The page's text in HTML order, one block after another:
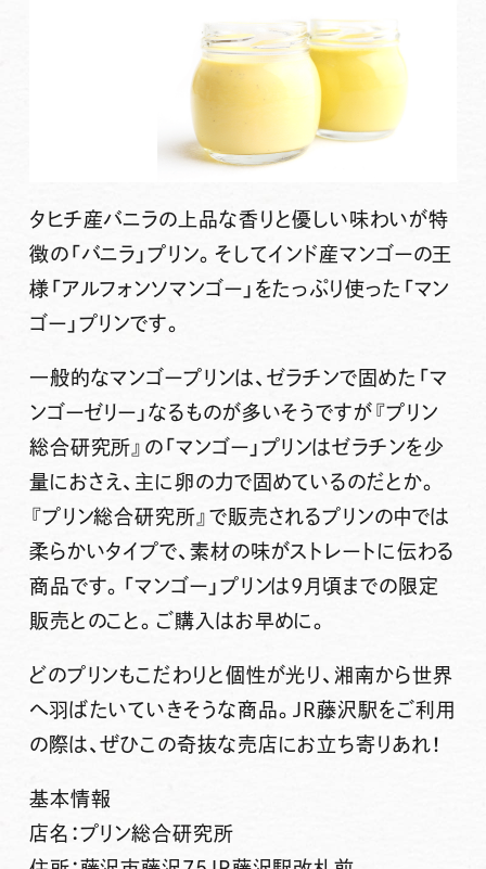
タヒチ産バニラの上品な香りと優しい味わいが特
徴の「バニラ」プリン。そしてインド産マンゴーの王
様「アルフォンソマンゴー」をたっぷり使った「マン
ゴー」プリンです。
一般的なマンゴープリンは、ゼラチンで固めた「マ
ンゴーゼリー」なるものが多いそうですが『プリン
総合研究所』の「マンゴー」プリンはゼラチンを少
量におさえ、主に卵の力で固めているのだとか。
『プリン総合研究所』で販売されるプリンの中では
柔らかいタイプで、素材の味がストレートに伝わる
商品です。「マンゴー」プリンは9月頃までの限定
販売とのこと。ご購入はお早めに。
どのプリンもこだわりと個性が光り、湘南から世界
へ羽ばたいていきそうな商品。JR藤沢駅をご利用
の際は、ぜひこの奇抜な売店にお立ち寄りあれ！
基本情報
店名：プリン総合研究所